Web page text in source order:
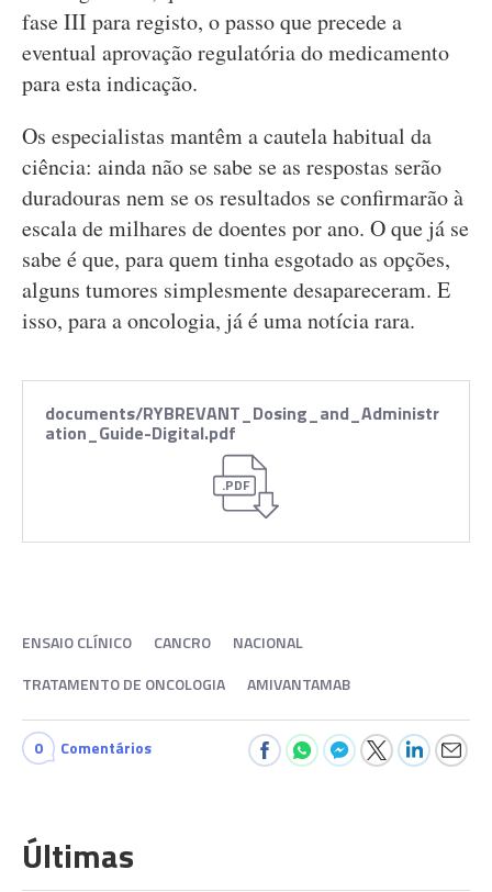
fase III para registo, o passo que precede a
eventual aprovação regulatória do medicamento
para esta indicação.
Os especialistas mantêm a cautela habitual da
ciência: ainda não se sabe se as respostas serão
duradouras nem se os resultados se confirmarão à
escala de milhares de doentes por ano. O que já se
sabe é que, para quem tinha esgotado as opções,
alguns tumores simplesmente desapareceram. E
isso, para a oncologia, já é uma notícia rara.
.PDF
documents/RYBREVANT_Dosing_and_Administr
ation_Guide-Digital.pdf
ENSAIO CLÍNICO CANCRO
NACIONAL
TRATAMENTO DE ONCOLOGIA
AMIVANTAMAB
0 Comentários
Últimas